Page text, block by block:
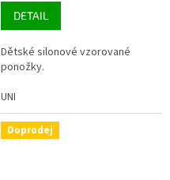
DETAIL
Dětské silonové vzorované
ponožky.
UNI
Doprodej